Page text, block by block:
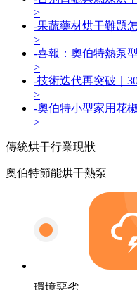
>
-果蔬藥材烘干難題
>
-喜報：奧伯特熱泵
>
-技術迭代再突破｜
>
-奧伯特小型家用花
>
傳統烘干行業現狀
奧伯特節能烘干熱泵